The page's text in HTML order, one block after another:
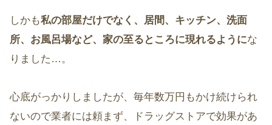
しかも私の部屋だけでなく、居間、キッチン、洗面
所、お風呂場など、家の至るところに現れるようにな
りました…。
心底がっかりしましたが、毎年数万円もかけ続けられ
ないので業者には頼まず、ドラッグストアで効果があ